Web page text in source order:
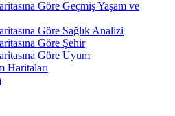
Göre Geçmiş Yaşam ve
Göre Sağlık Analizi
Göre Şehir
Göre Uyum
Haritaları